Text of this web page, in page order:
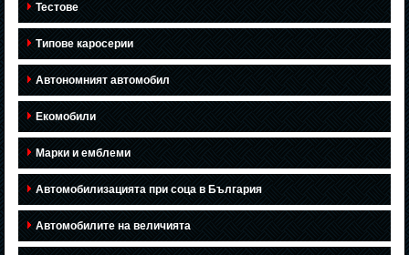
Тестове
Типове каросерии
Автономният автомобил
Екомобили
Марки и емблеми
Автомобилизацията при соца в България
Автомобилите на величията